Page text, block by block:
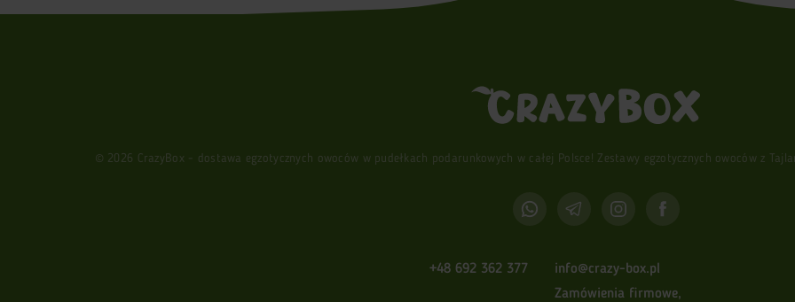
© 2026 CrazyBox - dostawa egzotycznych owoców w pudełkach podarunkowych w całej Polsce! Zestawy egzotycznych owoców z
+48 692 362 377
info@crazy-box.pl
Zamówienia firmowe,